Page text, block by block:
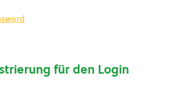
für den Login